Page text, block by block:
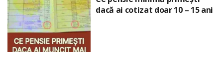
dacă ai cotizat doar 10 – 15 ani